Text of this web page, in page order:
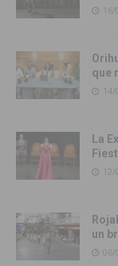
que
La
un
06/